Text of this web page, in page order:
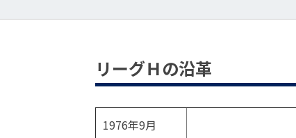
リーグＨの沿革
1976年9月